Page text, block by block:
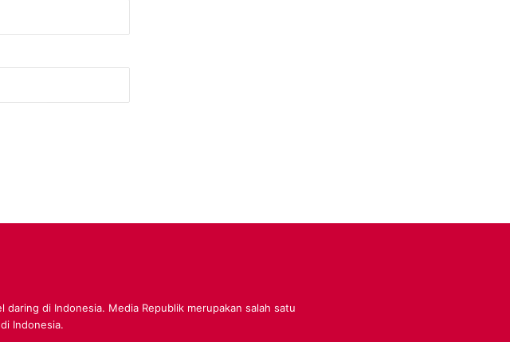
di Indonesia. Media Republik merupakan salah satu
Indonesia.